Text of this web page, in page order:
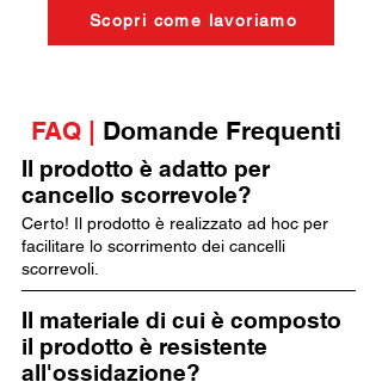
Scopri come lavoriamo
FAQ | Domande Frequenti
Il prodotto è adatto per
cancello scorrevole?
Certo! Il prodotto è realizzato ad hoc per
facilitare lo scorrimento dei cancelli
scorrevoli.
Il materiale di cui è composto
il prodotto è resistente
all'ossidazione?